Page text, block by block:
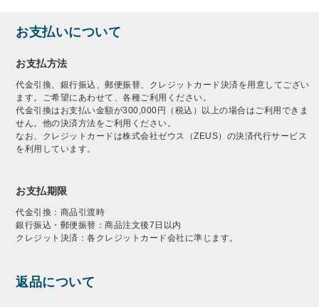
お支払いについて
お支払方法
代金引換、銀行振込、郵便振替、クレジットカード決済を用意してござい
ます。ご希望にあわせて、各種ご利用ください。
代金引換はお支払い金額が300,000円（税込）以上の場合はご利用できま
せん。他の決済方法をご利用ください。
なお、クレジットカードは株式会社ゼウス（ZEUS）の決済代行サービス
を利用しています。
お支払期限
代金引換：商品引渡時
銀行振込・郵便振替：商品注文後7日以内
クレジット決済：各クレジットカード会社に準じます。
返品について